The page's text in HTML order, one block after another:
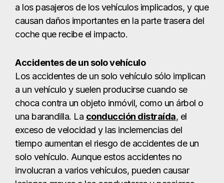
a los pasajeros de los vehículos implicados, y que
causan daños importantes en la parte trasera del
coche que recibe el impacto.
Accidentes de un solo vehículo
Los accidentes de un solo vehículo sólo implican
a un vehículo y suelen producirse cuando se
choca contra un objeto inmóvil, como un árbol o
una barandilla. La conducción distraída, el
exceso de velocidad y las inclemencias del
tiempo aumentan el riesgo de accidentes de un
solo vehículo. Aunque estos accidentes no
involucran a varios vehículos, pueden causar